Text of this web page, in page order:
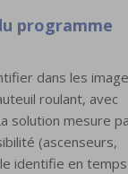
programme
dans les
roulant, avec
solution mesure
(ascenseurs,
identifie en temps